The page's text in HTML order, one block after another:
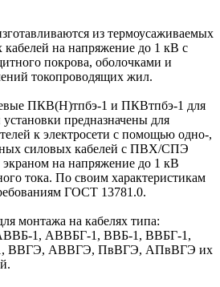
из термоусаживаемых
кабелей на напряжение до 1 кВ с
покрова, оболочками и
токопроводящих жил.
ПКВ(Н)тпбэ-1 и ПКВтпбэ-1 для
предназначены для
к электросети с помощью одно-,
силовых кабелей с ПВХ/СПЭ
на напряжение до 1 кВ
тока. По своим характеристикам
ГОСТ 13781.0.
монтажа на кабелях типа:
1, АВВБГ-1, ВВБ-1, ВВБГ-1,
ВВГЭ, АВВГЭ, ПвВГЭ, АПвВГЭ их